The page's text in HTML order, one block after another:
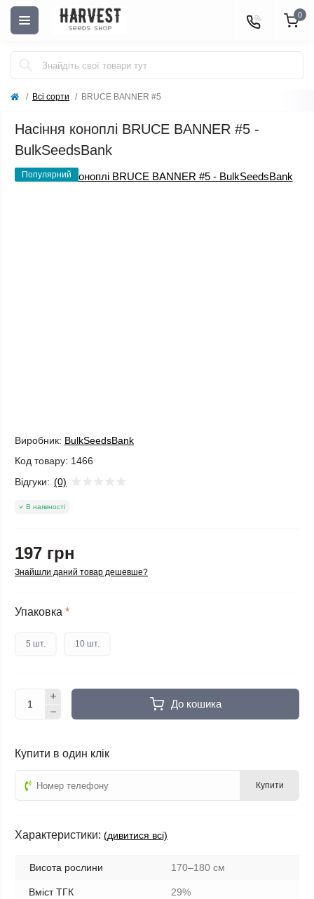
0
Всі сорти BRUCE BANNER #5
Насіння коноплі BRUCE BANNER #5 -
BulkSeedsBank
Популярний
Виробник: BulkSeedsBank
Код товару: 1466
Відгуки: (0)
В наявності
197 грн
Знайшли даний товар дешевше?
Упаковка *
5 шт. 10 шт.
До кошика
Купити в один клік
Купити
Характеристики: (дивитися всі)
Висота рослини 170–180 см
Вміст ТГК 29%